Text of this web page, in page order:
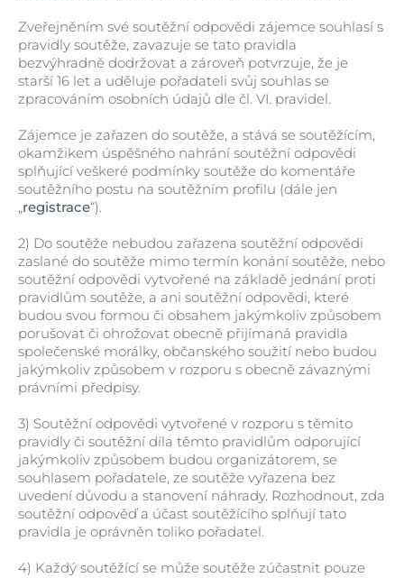
Zveřejněním své soutěžní odpovědi zájemce souhlasí s
pravidly soutěže, zavazuje se tato pravidla
bezvýhradně dodržovat a zároveň potvrzuje, že je
starší 16 let a uděluje pořadateli svůj souhlas se
zpracováním osobních údajů dle čl. VI. pravidel.
Zájemce je zařazen do soutěže, a stává se soutěžícím,
okamžikem úspěšného nahrání soutěžní odpovědi
splňující veškeré podmínky soutěže do komentáře
soutěžního postu na soutěžním profilu (dále jen
„registrace“).
2) Do soutěže nebudou zařazena soutěžní odpovědi
zaslané do soutěže mimo termín konání soutěže, nebo
soutěžní odpovědi vytvořené na základě jednání proti
pravidlům soutěže, a ani soutěžní odpovědi, které
budou svou formou či obsahem jakýmkoliv způsobem
porušovat či ohrožovat obecně přijímaná pravidla
společenské morálky, občanského soužití nebo budou
jakýmkoliv způsobem v rozporu s obecně závaznými
právními předpisy.
3) Soutěžní odpovědi vytvořené v rozporu s těmito
pravidly či soutěžní díla těmto pravidlům odporující
jakýmkoliv způsobem budou organizátorem, se
souhlasem pořadatele, ze soutěže vyřazena bez
uvedení důvodu a stanovení náhrady. Rozhodnout, zda
soutěžní odpověď a účast soutěžícího splňují tato
pravidla je oprávněn toliko pořadatel.
4) Každý soutěžící se může soutěže zúčastnit pouze